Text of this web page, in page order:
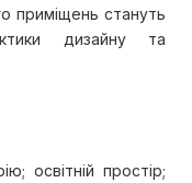
приміщень стануть
дизайну та
освітній простір;